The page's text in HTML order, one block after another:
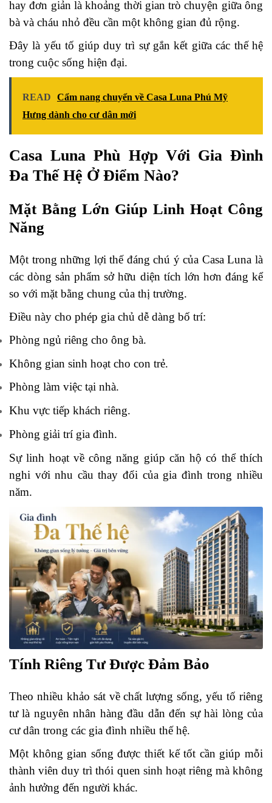
hay đơn giản là khoảng thời gian trò chuyện giữa ông
bà và cháu nhỏ đều cần một không gian đủ rộng.
Đây là yếu tố giúp duy trì sự gắn kết giữa các thế hệ
trong cuộc sống hiện đại.
READ
Cẩm nang chuyển về Casa Luna Phú Mỹ
Hưng dành cho cư dân mới
Casa Luna Phù Hợp Với Gia Đình
Đa Thế Hệ Ở Điểm Nào?
Mặt Bằng Lớn Giúp Linh Hoạt Công
Năng
Một trong những lợi thế đáng chú ý của Casa Luna là
các dòng sản phẩm sở hữu diện tích lớn hơn đáng kể
so với mặt bằng chung của thị trường.
Điều này cho phép gia chủ dễ dàng bố trí:
Phòng ngủ riêng cho ông bà.
Không gian sinh hoạt cho con trẻ.
Phòng làm việc tại nhà.
Khu vực tiếp khách riêng.
Phòng giải trí gia đình.
Sự linh hoạt về công năng giúp căn hộ có thể thích
nghi với nhu cầu thay đổi của gia đình trong nhiều
năm.
Tính Riêng Tư Được Đảm Bảo
Theo nhiều khảo sát về chất lượng sống, yếu tố riêng
tư là nguyên nhân hàng đầu dẫn đến sự hài lòng của
cư dân trong các gia đình nhiều thế hệ.
Một không gian sống được thiết kế tốt cần giúp mỗi
thành viên duy trì thói quen sinh hoạt riêng mà không
ảnh hưởng đến người khác.